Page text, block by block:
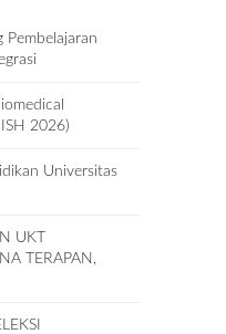
Pembelajaran
2026)
Universitas
UKT
TERAPAN,